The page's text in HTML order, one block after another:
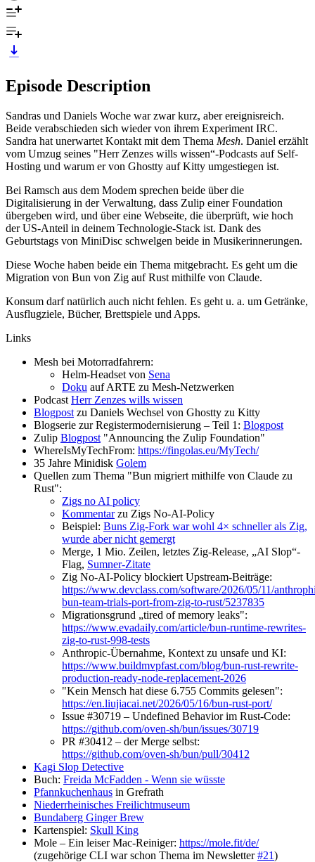
Episode Description
Sandras und Daniels Woche war zwar kurz, aber ereignisreich.
Beide verabschieden sich wieder von ihrem Experiment IRC.
Sandra hat unerwartet Kontakt mit dem Thema Mesh. Daniel erzählt
vom Umzug seines "Herr Zenzes wills wissen“-Podcasts auf Self-
Hosting und warum er von Ghostty auf Kitty umgestiegen ist.
Bei Ramsch aus dem Modem sprechen beide über die
Digitalisierung in der Verwaltung, dass Zulip einer Foundation
übergeben wird, und über eine Webseite, die überprüft, wie hoch
der US-Anteil in deinem Technologie-Stack ist. Dank des
Geburtstags von MiniDisc schwelgen beide in Musikerinnerungen.
Diese Woche haben beide ein Thema mitgebracht. Es geht um die
Migration von Bun von Zig auf Rust mithilfe von Claude.
Konsum darf natürlich auch nicht fehlen. Es geht u. a. um Getränke,
Ausflugziele, Bücher, Brettspiele und Apps.
Links
Mesh bei Motorradfahrern:
Helm-Headset von Sena
Doku auf ARTE zu Mesh-Netzwerken
Podcast Herr Zenzes wills wissen
Blogpost zu Daniels Wechsel von Ghostty zu Kitty
Blogserie zur Registermodernisierung – Teil 1: Blogpost
Zulip Blogpost "Announcing the Zulip Foundation"
WhereIsMyTechFrom: https://fingolas.eu/MyTech/
35 Jahre Minidisk Golem
Quellen zum Thema "Bun migriert mithilfe von Claude zu
Rust":
Zigs no AI policy
Kommentarzu Zigs No-AI-Policy
Beispiel: Buns Zig-Fork war wohl 4× schneller als Zig,
wurde aber nicht gemergt
Merge, 1 Mio. Zeilen, letztes Zig-Release, „AI Slop“-
Flag, Sumner-Zitate
Zig No-AI-Policy blockiert Upstream-Beiträge:
https://www.devclass.com/software/2026/05/11/
bun-team-trials-port-from-zig-to-rust/5237835
Migrationsgrund „tired of memory leaks":
https://www.evadaily.com/article/bun-runtime-rewrites-
zig-to-rust-998-tests
Anthropic-Übernahme, Kontext zu unsafe und KI:
https://www.buildmvpfast.com/blog/bun-rust-rewrite-
production-ready-node-replacement-2026
"Kein Mensch hat diese 6.755 Commits gelesen":
https://en.liujiacai.net/2026/05/16/bun-rust-port/
Issue #30719 – Undefined Behavior im Rust-Code:
https://github.com/oven-sh/bun/issues/30719
PR #30412 – der Merge selbst:
https://github.com/oven-sh/bun/pull/30412
Kagi Slop Detective
Buch: Freida McFadden - Wenn sie wüsste
Pfannkuchenhaus in Grefrath
Niederrheinisches Freilichtmuseum
Bundaberg Ginger Brew
Kartenspiel: Skull King
Mole – Ein leiser Mac-Reiniger: https://mole.fit/de/
(zugehörige CLI war schon Thema im Newsletter#21)